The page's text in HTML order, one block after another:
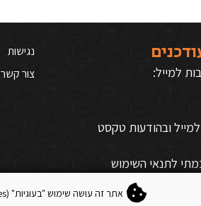
למייל:
ובהודעות טקסט
לתנאי השימוש
נגישות
צור קשר
אתר זה עושה שימוש "בעוגיות" (Cookies) לצורך תפעול שוטף ותקין בהתאם